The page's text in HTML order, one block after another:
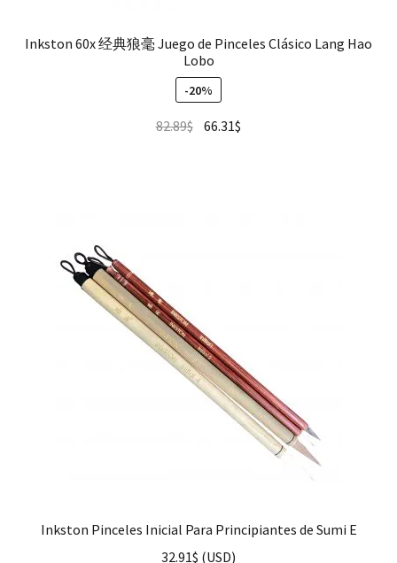
Inkston 60x 经典狼毫 Juego de Pinceles Clásico Lang Hao
Lobo
-20%
82.89$ 66.31$
Inkston Pinceles Inicial Para Principiantes de Sumi E
32.91$ (USD)